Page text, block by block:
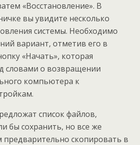
«Восстановление». В
вы увидите несколько
системы. Необходимо
вариант, отметив его в
«Начать», которая
словами о возвращении
компьютера к
список файлов,
бы сохранить, но все же
скопировать в